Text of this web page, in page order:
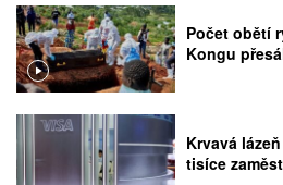
Počet obětí
Kongu
Krvavá
tisíce